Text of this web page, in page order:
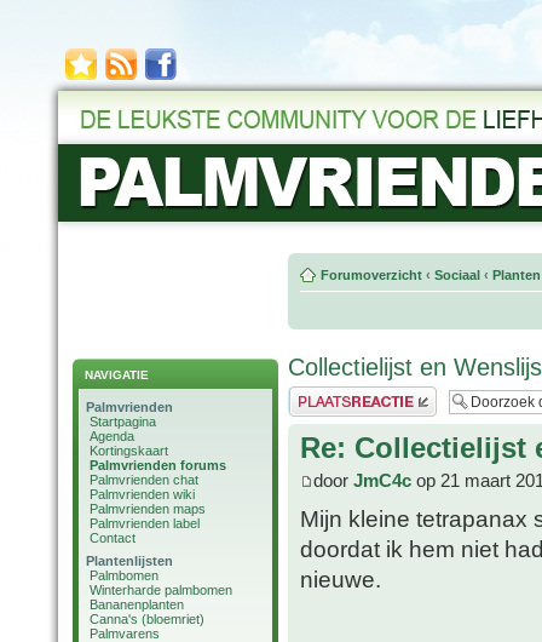
NAVIGATIE
Palmvrienden
Startpagina
Agenda
Kortingskaart
Palmvrienden forums
Palmvrienden chat
Palmvrienden wiki
Palmvrienden maps
Palmvrienden label
Contact
Plantenlijsten
Palmbomen
Winterharde palmbomen
Bananenplanten
Canna's (bloemriet)
Palmvarens
Forumoverzicht ‹ Sociaal ‹
Collectielijst en
Plaats een reactie
Re: Collectielijst
door JmC4c op 21 maart
Mijn kleine tetrapanax
doordat ik hem niet
nieuwe.